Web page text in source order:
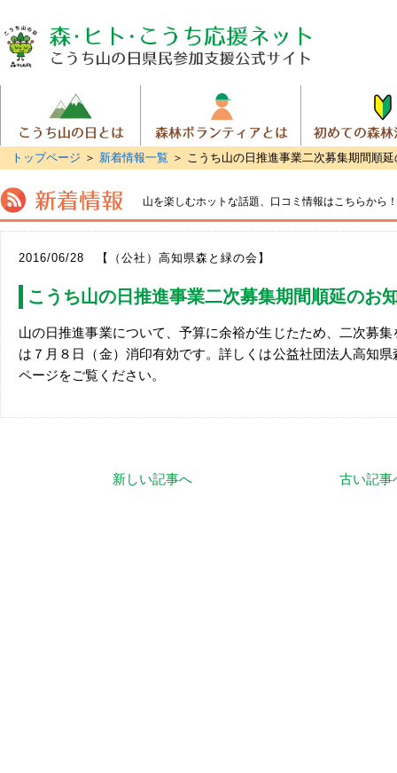
トップページ ＞ 新着情報一覧 ＞ こうち山の日推進事業二次募集期間順
山を楽しむホットな話題、 口コミ情報はこちらから！
2016/06/28 【（公社）高知県森と緑の会】
こうち山の日推進事業二次募集期間順延のお
山の日推進事業について、予算に余裕が生じたため、二次募
は７月８日（金）消印有効です。詳しくは公益社団法人高知
ページをご覧ください。
古い記事
新しい記事へ